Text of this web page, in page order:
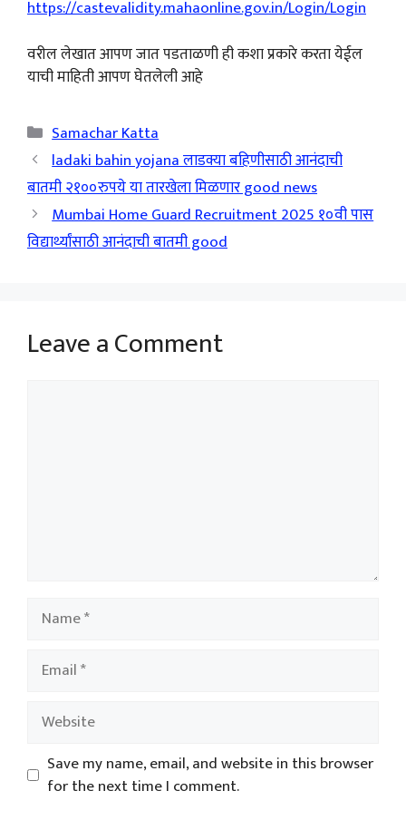
https://castevalidity.mahaonline.gov.in/Login/Login
वरील लेखात आपण जात पडताळणी ही कशा प्रकारे करता येईल
याची माहिती आपण घेतलेली आहे
Categories
Samachar Katta
ladaki bahin yojana लाडक्या बहिणीसाठी आनंदाची
बातमी २१००रुपये या तारखेला मिळणार good news
Mumbai Home Guard Recruitment 2025 १०वी पास
विद्यार्थ्यांसाठी आनंदाची बातमी good
Leave a Comment
Name
Email
Website
Save my name, email, and website in this browser
for the next time I comment.